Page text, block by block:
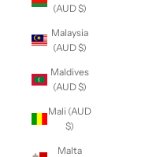
(AUD $)
Malaysia
(AUD $)
Maldives
(AUD $)
Mali (AUD
$)
Malta